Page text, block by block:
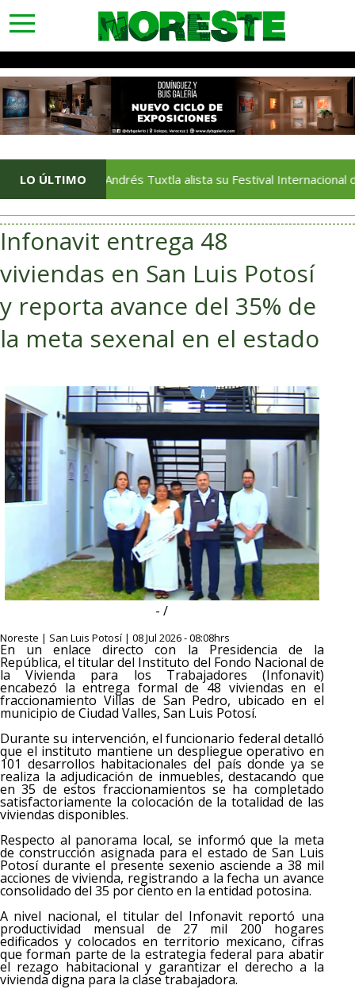
toggle
navigation
LO ÚLTIMO
San Andrés Tuxtla alista su Festival Internacional de
Infonavit entrega 48
viviendas en San Luis Potosí
y reporta avance del 35% de
la meta sexenal en el estado
- /
Noreste | San Luis Potosí | 08 Jul 2026 - 08:08hrs
En un enlace directo con la Presidencia de la
República, el titular del Instituto del Fondo Nacional de
la Vivienda para los Trabajadores (Infonavit)
encabezó la entrega formal de 48 viviendas en el
fraccionamiento Villas de San Pedro, ubicado en el
municipio de Ciudad Valles, San Luis Potosí.
Durante su intervención, el funcionario federal detalló
que el instituto mantiene un despliegue operativo en
101 desarrollos habitacionales del país donde ya se
realiza la adjudicación de inmuebles, destacando que
en 35 de estos fraccionamientos se ha completado
satisfactoriamente la colocación de la totalidad de las
viviendas disponibles.
Respecto al panorama local, se informó que la meta
de construcción asignada para el estado de San Luis
Potosí durante el presente sexenio asciende a 38 mil
acciones de vivienda, registrando a la fecha un avance
consolidado del 35 por ciento en la entidad potosina.
A nivel nacional, el titular del Infonavit reportó una
productividad mensual de 27 mil 200 hogares
edificados y colocados en territorio mexicano, cifras
que forman parte de la estrategia federal para abatir
el rezago habitacional y garantizar el derecho a la
vivienda digna para la clase trabajadora.